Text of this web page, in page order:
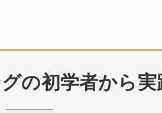
の初学者から実